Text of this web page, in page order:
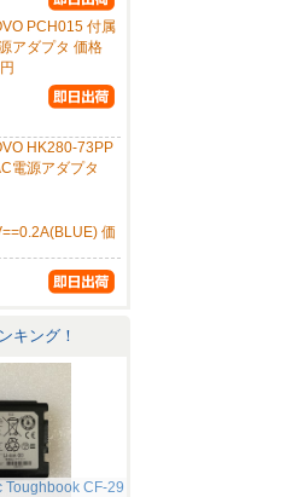
PCH015 付属
アダプタ 価格
HK280-73PP
電源アダプタ
価
キング！
Toughbook CF-29